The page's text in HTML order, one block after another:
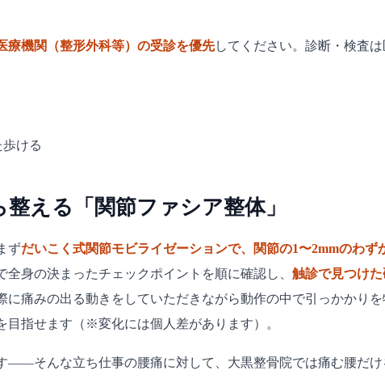
療機関（整形外科等）の受診を優先してください。診断・検査は
ける
える「関節ファシア整体」
ずだいこく式関節モビライゼーションで、関節の1〜2mmのわ
身の決まったチェックポイントを順に確認し、 触診で見つけ
に痛みの出る動きをしていただきながら動作の中で引っかかり
指せます（※変化には個人差があります）。
——そんな立ち仕事の腰痛に対して、大黒整骨院では痛む腰だけ